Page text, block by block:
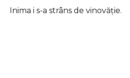
Inima i s-a strâns de vinovăție.